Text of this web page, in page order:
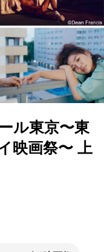
ル東京〜東
映画祭〜 上